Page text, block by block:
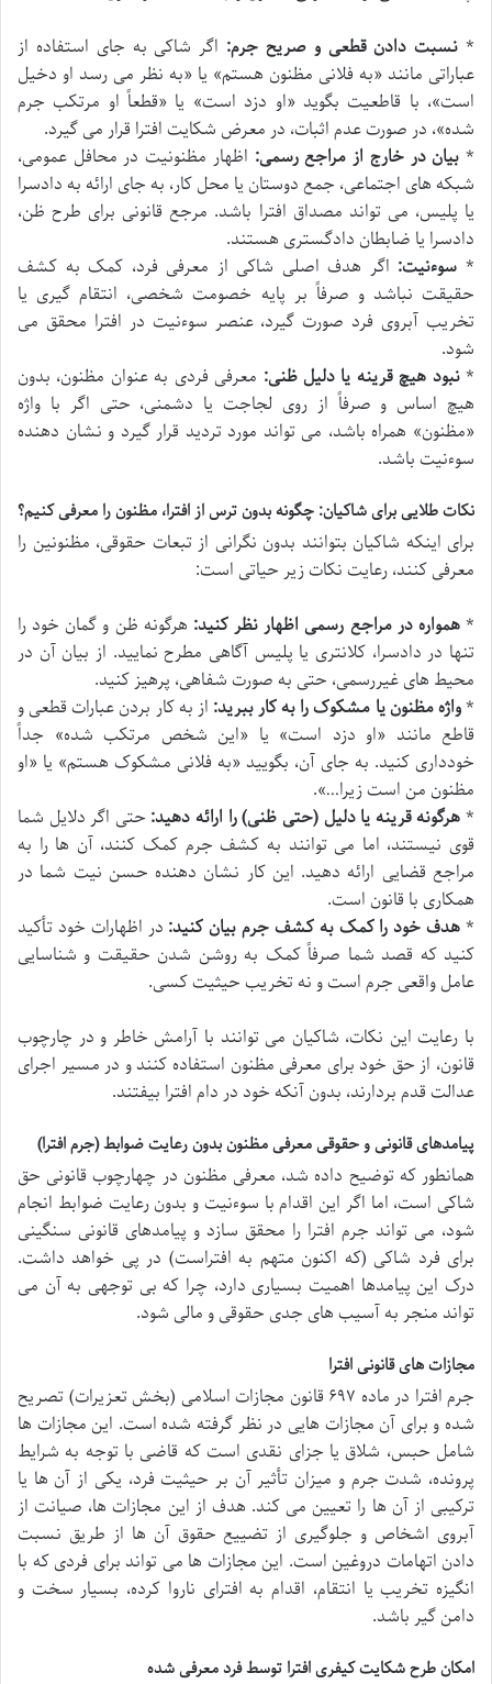
* نسبت دادن قطعی و صریح جرم: اگر شاکی به جای استفاده از
عباراتی مانند «به فلانی مظنون هستم» یا «به نظر می رسد او دخیل
است»، با قاطعیت بگوید «او دزد است» یا «قطعاً او مرتکب جرم
شده»، در صورت عدم اثبات، در معرض شکایت افترا قرار می گیرد.
* بیان در خارج از مراجع رسمی: اظهار مظنونیت در محافل عمومی،
شبکه های اجتماعی، جمع دوستان یا محل کار، به جای ارائه به دادسرا
یا پلیس، می تواند مصداق افترا باشد. مرجع قانونی برای طرح ظن،
دادسرا یا ضابطان دادگستری هستند.
* سوءنیت: اگر هدف اصلی شاکی از معرفی فرد، کمک به کشف
حقیقت نباشد و صرفاً بر پایه خصومت شخصی، انتقام گیری یا
تخریب آبروی فرد صورت گیرد، عنصر سوءنیت در افترا محقق می
شود.
*نبود هیچ قرینه یا دلیل ظنی: معرفی فردی به عنوان مظنون، بدون
هیچ اساس و صرفاً از روی لجاجت یا دشمنی، حتی اگر با واژه
«مظنون» همراه باشد، می تواند مورد تردید قرار گیرد و نشان دهنده
سوءنیت باشد.
نکات طلایی برای شاکیان: چگونه بدون ترس از افترا، مظنون را معرفی کنیم؟
برای اینکه شاکیان بتوانند بدون نگرانی از تبعات حقوقی، مظنونین را
معرفی کنند، رعایت نکات زیر حیاتی است:
*همواره در مراجع رسمی اظهار نظر کنید: هرگونه ظن و گمان خود را
تنها در دادسرا، کلانتری یا پلیس آگاهی مطرح نمایید. از بیان آن در
محیط های غیررسمی، حتی به صورت شفاهی، پرهیز کنید.
*واژه مظنون یا مشکوک را به کار ببرید: از به کار بردن عبارات قطعی و
قاطع مانند «او دزد است» یا «این شخص مرتکب شده» جداً
خودداری کنید. به جای آن، بگویید «به فلانی مشکوک هستم» یا «او
مظنون من است زیرا…».
*هرگونه قرینه یا دلیل (حتی ظنی) را ارائه دهید: حتی اگر دلایل شما
قوی نیستند، اما می توانند به کشف جرم کمک کنند، آن ها را به
مراجع قضایی ارائه دهید. این کار نشان دهنده حسن نیت شما در
همکاری با قانون است.
*هدف خود را کمک به کشف جرم بیان کنید: در اظهارات خود تأکید
کنید که قصد شما صرفاً کمک به روشن شدن حقیقت و شناسایی
عامل واقعی جرم است و نه تخریب حیثیت کسی.
با رعایت این نکات، شاکیان می توانند با آرامش خاطر و در چارچوب
قانون، از حق خود برای معرفی مظنون استفاده کنند و در مسیر اجرای
عدالت قدم بردارند، بدون آنکه خود در دام افترا بیفتند.
پیامدهای قانونی و حقوقی معرفی مظنون بدون رعایت ضوابط (جرم افترا)
همانطور که توضیح داده شد، معرفی مظنون در چهارچوب قانونی حق
شاکی است، اما اگر این اقدام با سوءنیت و بدون رعایت ضوابط انجام
شود، می تواند جرم افترا را محقق سازد و پیامدهای قانونی سنگینی
برای فرد شاکی (که اکنون متهم به افتراست) در پی خواهد داشت.
درک این پیامدها اهمیت بسیاری دارد، چرا که بی توجهی به آن می
تواند منجر به آسیب های جدی حقوقی و مالی شود.
مجازات های قانونی افترا
جرم افترا در ماده ۶۹۷ قانون مجازات اسلامی (بخش تعزیرات) تصریح
شده و برای آن مجازات هایی در نظر گرفته شده است. این مجازات ها
شامل حبس، شلاق یا جزای نقدی است که قاضی با توجه به شرایط
پرونده، شدت جرم و میزان تأثیر آن بر حیثیت فرد، یکی از آن ها یا
ترکیبی از آن ها را تعیین می کند. هدف از این مجازات ها، صیانت از
آبروی اشخاص و جلوگیری از تضییع حقوق آن ها از طریق نسبت
دادن اتهامات دروغین است. این مجازات ها می تواند برای فردی که با
انگیزه تخریب یا انتقام، اقدام به افترای ناروا کرده، بسیار سخت و
دامن گیر باشد.
امکان طرح شکایت کیفری افترا توسط فرد معرفی شده